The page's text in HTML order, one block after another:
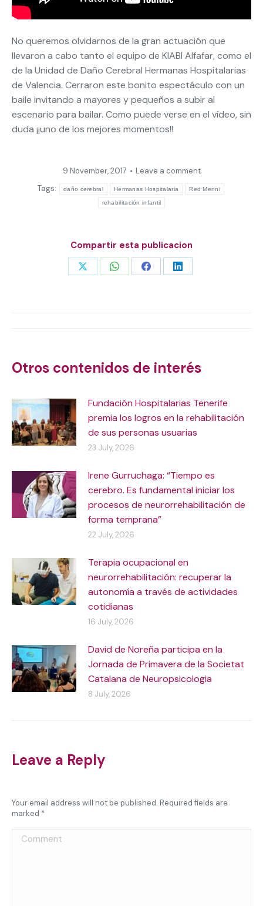
No queremos olvidarnos de la gran actuación que
llevaron a cabo tanto el equipo de KIABI Alfafar, como el
de la Unidad de Daño Cerebral Hermanas Hospitalarias
de Valencia. Cerraron este bonito espectáculo con un
baile invitando a mayores y pequeños a subir al
escenario para bailar. Como puede verse en el vídeo, sin
duda ¡¡uno de los mejores momentos!!
9 November, 2017
Leave a comment
Tags:
daño cerebral Hermanas Hospitalaria Red Menni
rehabilitación infantil
Compartir esta publicacion
Share Share Share Share
Otros contenidos de interés
Fundación Hospitalarias Tenerife
premia los logros en la rehabilitación
de sus personas usuarias
23 July, 2026
Irene Gurruchaga: “Tiempo es
cerebro. Es fundamental iniciar los
procesos de neurorrehabilitación de
forma temprana”
22 July, 2026
Terapia ocupacional en
neurorrehabilitación: recuperar la
autonomía a través de actividades
cotidianas
16 July, 2026
David de Noreña participa en la
Jornada de Primavera de la Societat
Catalana de Neuropsicologia
8 July, 2026
Leave a Reply
Your email address will not be published. Required fields are
marked *
Comment